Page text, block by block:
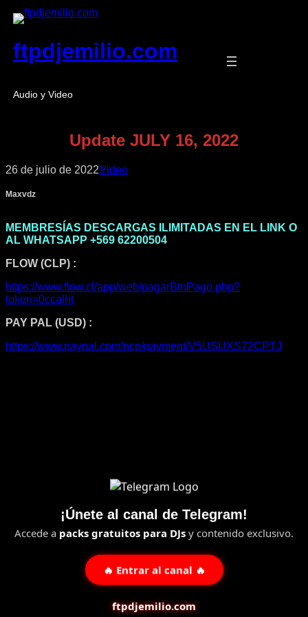
Saltar
al
ftpdjemilio.com
Audio y Video
Update JULY 16, 2022
26 de julio de 2022Video
Maxvdz
MEMBRESÍAS DESCARGAS ILIMITADAS EN EL LINK O
AL WHATSAPP +569 62200504
FLOW (CLP) :
https://www.flow.cl/app/web/pagarBtnPago.php?
token=0ccalht
PAY PAL (USD) :
https://www.paypal.com/ncp/payment/V5USUXS72CPTJ
¡Únete al canal de Telegram!
Accede a packs gratuitos para DJs y contenido exclusivo.
🔥 Entrar al canal 🔥
ftpdjemilio.com